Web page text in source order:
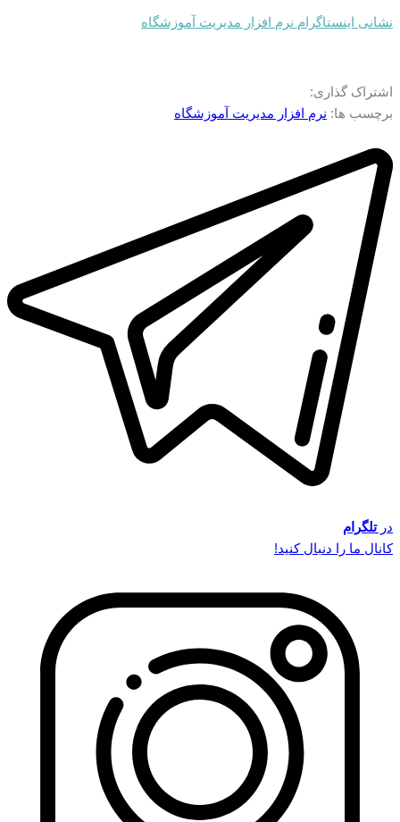
نشانی اینستاگرام نرم افزار مدیریت آموزشگاه
اشتراک گذاری:
برچسب ها: نرم افزار مدیریت آموزشگاه
درتلگرام
کانال ما را دنبال کنید!